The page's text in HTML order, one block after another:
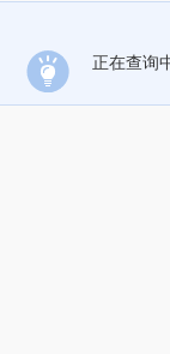
正在查询